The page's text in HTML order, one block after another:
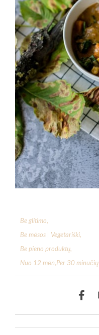
Be glitimo,
Be mėsos | Vegetariški,
Be pieno produktų,
Nuo 12 mėn,Per 30 minučių